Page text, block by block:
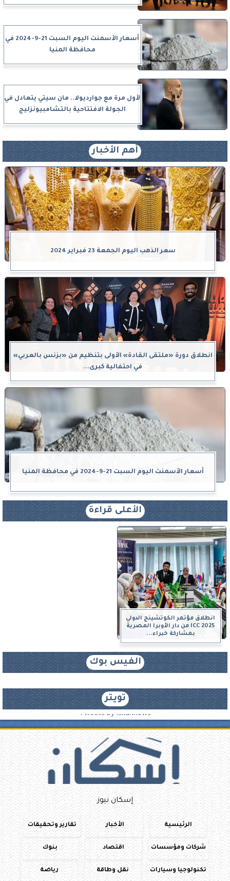
أسعار الأسمنت اليوم السبت 21-9-2024 في
محافظة المنيا
لأول مرة مع جوارديولا.. مان سيتي يتعادل في
الجولة الافتتاحية بالتشامبيونزليج
أهم الأخبار
سعر الذهب اليوم الجمعة 23 فبراير 2024
انطلاق دورة «ملتقى القادة» الأولى بتنظيم من «بزنس بالعربي»
في احتفالية كبرى...
أسعار الأسمنت اليوم السبت 21-9-2024 في محافظة المنيا
الأعلى قراءة
انطلاق مؤتمر الكوتشينج الدولي
ICC 2025 من دار الأوبرا المصرية
بمشاركة خبراء...
الفيس بوك
تويتر
Tweets by iskannews
إسكان نيوز
الرئيسية الأخبار تقارير وتحقيقات
شركات ومؤسسات اقتصاد بنوك
تكنولوجيا وسيارات نقل وطاقة رياضة